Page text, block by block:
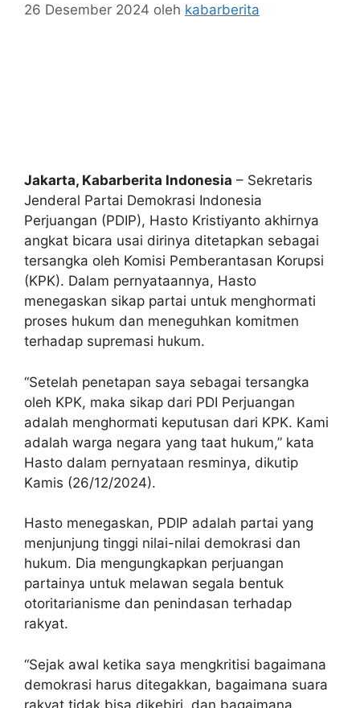
26 Desember 2024 oleh kabarberita
Jakarta, Kabarberita Indonesia – Sekretaris
Jenderal Partai Demokrasi Indonesia
Perjuangan (PDIP), Hasto Kristiyanto akhirnya
angkat bicara usai dirinya ditetapkan sebagai
tersangka oleh Komisi Pemberantasan Korupsi
(KPK). Dalam pernyataannya, Hasto
menegaskan sikap partai untuk menghormati
proses hukum dan meneguhkan komitmen
terhadap supremasi hukum.
“Setelah penetapan saya sebagai tersangka
oleh KPK, maka sikap dari PDI Perjuangan
adalah menghormati keputusan dari KPK. Kami
adalah warga negara yang taat hukum,” kata
Hasto dalam pernyataan resminya, dikutip
Kamis (26/12/2024).
Hasto menegaskan, PDIP adalah partai yang
menjunjung tinggi nilai-nilai demokrasi dan
hukum. Dia mengungkapkan perjuangan
partainya untuk melawan segala bentuk
otoritarianisme dan penindasan terhadap
rakyat.
“Sejak awal ketika saya mengkritisi bagaimana
demokrasi harus ditegakkan, bagaimana suara
rakyat tidak bisa dikebiri, dan bagaimana